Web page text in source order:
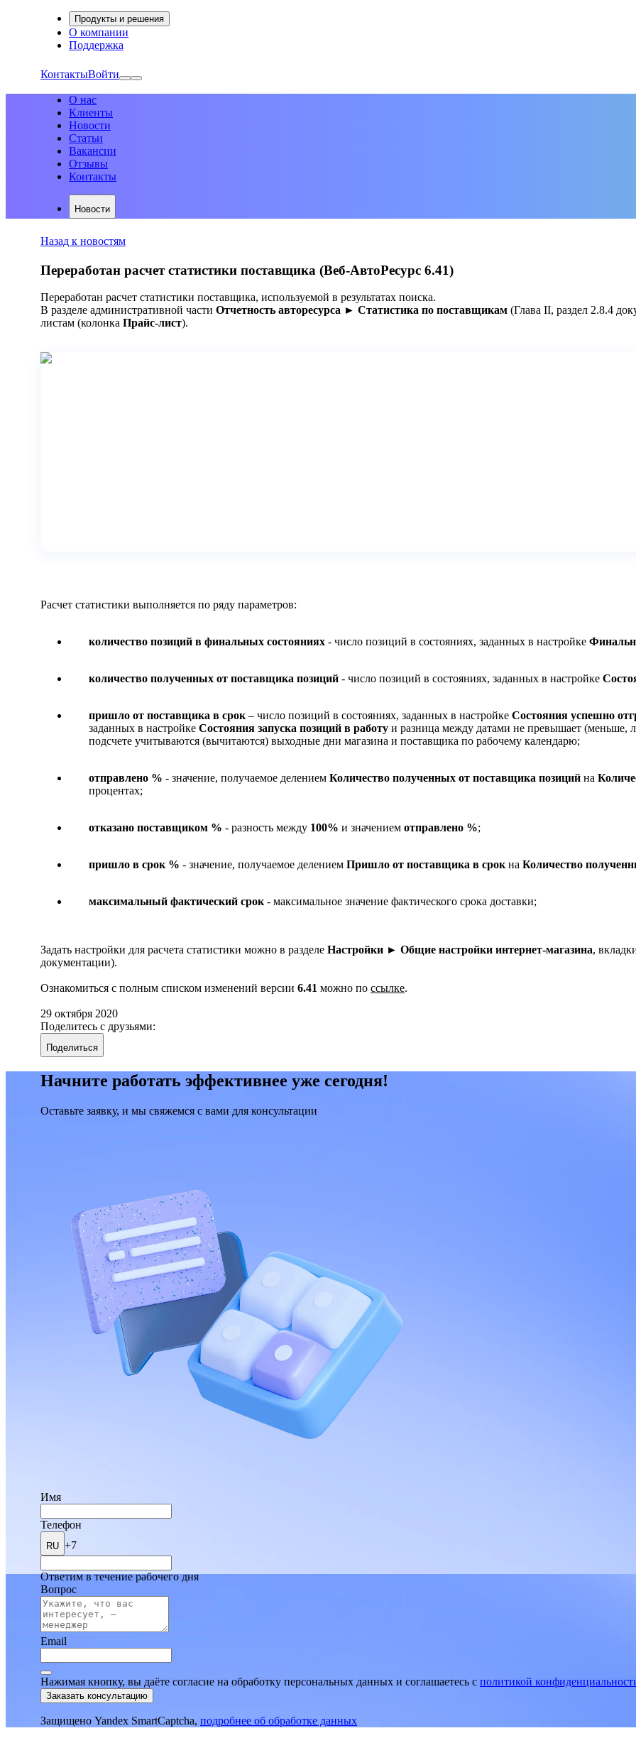
Продукты и решения
О компании
Поддержка
КонтактыВойти
О нас
Клиенты
Новости
Статьи
Вакансии
Отзывы
Контакты
Новости
Назад к новостям
Переработан расчет статистики поставщика (Веб-АвтоРесурс 6.41)
Переработан расчет статистики поставщика, используемой в результатах поиска.
В разделе административной части Отчетность авторесурса ► Статистика по поставщикам (Глава II, раздел 2.8.4
листам (колонка Прайс-лист).
Расчет статистики выполняется по ряду параметров:
количество позиций в финальных состояниях - число позиций в состояниях, заданных в настройке
количество полученных от поставщика позиций - число позиций в состояниях, заданных в настройке
пришло от поставщика в срок– число позиций в состояниях, заданных в настройке Состояния успешно
заданных в настройке Состояния запуска позиций в работу и разница между датами не превышает (меньше,
подсчете учитываются (вычитаются) выходные дни магазина и поставщика по рабочему календарю;
отправлено % - значение, получаемое делением Количество полученных от поставщика позиций на К
процентах;
отказано поставщиком % - разность между 100% и значением отправлено %;
пришло в срок % - значение, получаемое делением Пришло от поставщика в срокна Количество
максимальный фактический срок- максимальное значение фактического срока доставки;
Задать настройки для расчета статистики можно в разделе Настройки ► Общие настройки интернет-магазина,
документации).
Ознакомиться с полным списком изменений версии 6.41 можно по ссылке.
29 октября 2020
Поделитесь с друзьями:
Поделиться
Начните работать эффективнее уже сегодня!
Оставьте заявку, и мы свяжемся с вами для консультации
Имя
Телефон
RU +7
Ответим в течение рабочего дня
Вопрос
Email
Нажимая кнопку, вы даёте согласие на обработку персональных данных и соглашаетесь c политикой
Заказать консультацию
Защищено Yandex SmartCaptcha, подробнее об обработке данных